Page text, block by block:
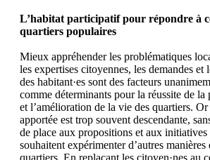
L’habitat participatif pour répondre à
quartiers populaires
Mieux appréhender les problématiques
les expertises citoyennes, les demandes et
des habitant·es sont des facteurs
comme déterminants pour la réussite de
et l’amélioration de la vie des quartiers.
apportée est trop souvent descendante,
de place aux propositions et aux initiatives
souhaitent expérimenter d’autres manières
quartiers. En replaçant les citoyen·nes au